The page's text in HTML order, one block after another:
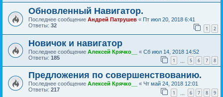
Обновленный Навигатор.
Последнее сообщение Андрей Патрушев « Пт июл 20, 2018 6:41
Ответы: 32 1 2
Новичок и навигатор
Последнее сообщение Алексей Крячко__ « Сб июл 14, 2018 14:52
Ответы: 185 1 5 6 7 8
Предложения по совершенствованию.
Последнее сообщение Алексей Крячко__ « Чт май 24, 2018 12:01
Ответы: 217 1 6 7 8 9